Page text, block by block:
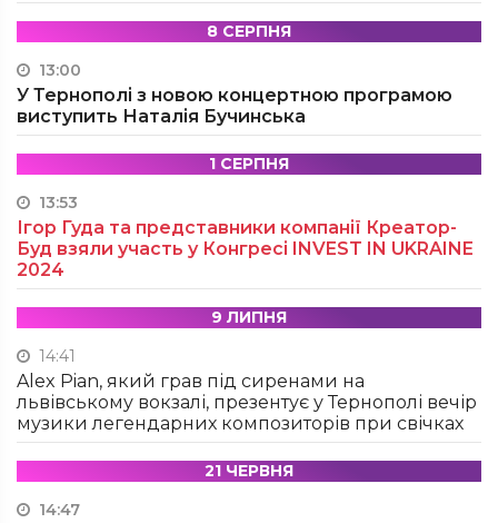
8 СЕРПНЯ
13:00
У Тернополі з новою концертною програмою
виступить Наталія Бучинська
1 СЕРПНЯ
13:53
Ігор Гуда та представники компанії Креатор-
Буд взяли участь у Конгресі INVEST IN UKRAINE
2024
9 ЛИПНЯ
14:41
Alex Pian, який грав під сиренами на
львівському вокзалі, презентує у Тернополі вечір
музики легендарних композиторів при свічках
21 ЧЕРВНЯ
14:47